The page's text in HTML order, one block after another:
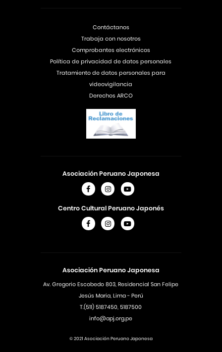
Asociación Peruano Japonesa
Av. Gregorio Escobedo 803, Residencial San Felipe
Jesús Maria, Lima - Perú
T.(511) 5187450, 5187500
info@apj.org.pe
Asociación Peruano Japonesa
Centro Cultural Peruano Japonés
Contáctanos
Trabaja con nosotros
Comprobantes electrónicos
Política de privacidad de datos personales
Tratamiento de datos personales para
videovigilancia
Derechos ARCO
© 2021 Asociación Peruano Japonesa